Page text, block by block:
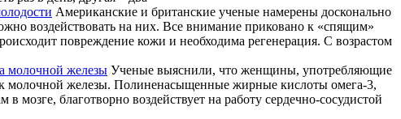
Американские и британские ученые намерены досконально
воздействовать на них. Все внимание приковано к «спящим»
повреждение кожи и необходима регенерация. С возрастом
молочной железы Ученые выяснили, что женщины, употребляющие
молочной железы. Полиненасыщенные жирные кислоты омега-3,
благотворно воздействует на работу сердечно-сосудистой